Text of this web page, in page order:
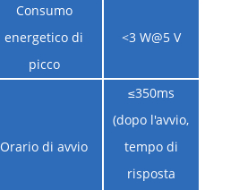
Consumo
energetico di
picco
<3 W@5 V
Orario di avvio
≤350ms
(dopo l'avvio,
tempo di
risposta